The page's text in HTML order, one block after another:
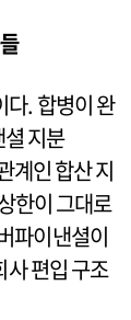
다. 합병이 완
지분
계인 합산 지
한이 그대로
파이낸셜이
편입 구조